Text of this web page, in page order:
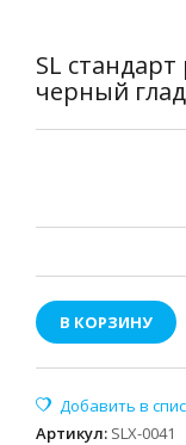
SL
черный
В КОРЗИНУ
Артикул: SLX-0041